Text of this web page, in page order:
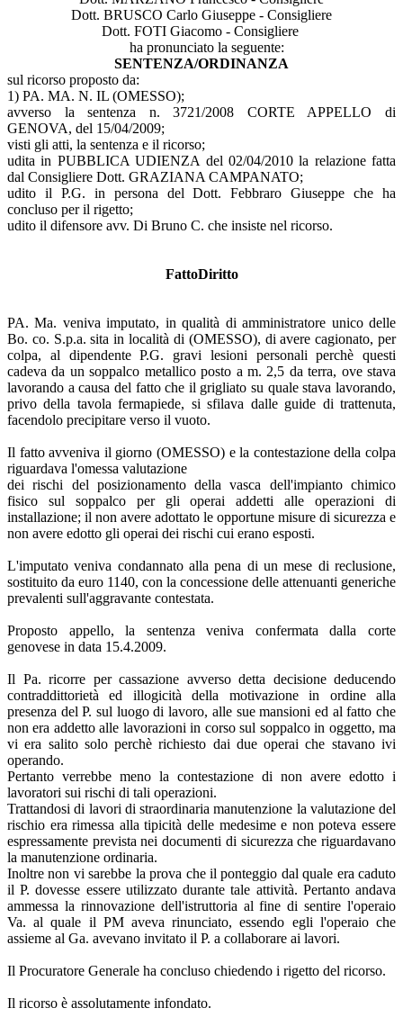
Dott. BRUSCO Carlo Giuseppe - Consigliere
Dott. FOTI Giacomo - Consigliere
ha pronunciato la seguente:
SENTENZA/ORDINANZA
sul ricorso proposto da:
1) PA. MA. N. IL (OMESSO);
avverso la sentenza n. 3721/2008 CORTE APPELLO di
GENOVA, del 15/04/2009;
visti gli atti, la sentenza e il ricorso;
udita in PUBBLICA UDIENZA del 02/04/2010 la relazione fatta
dal Consigliere Dott. GRAZIANA CAMPANATO;
udito il P.G. in persona del Dott. Febbraro Giuseppe che ha
concluso per il rigetto;
udito il difensore avv. Di Bruno C. che insiste nel ricorso.
FattoDiritto
PA. Ma. veniva imputato, in qualità di amministratore unico delle
Bo. co. S.p.a. sita in località di (OMESSO), di avere cagionato, per
colpa, al dipendente P.G. gravi lesioni personali perchè questi
cadeva da un soppalco metallico posto a m. 2,5 da terra, ove stava
lavorando a causa del fatto che il grigliato su quale stava lavorando,
privo della tavola fermapiede, si sfilava dalle guide di trattenuta,
facendolo precipitare verso il vuoto.
Il fatto avveniva il giorno (OMESSO) e la contestazione della colpa
riguardava l'omessa valutazione
dei rischi del posizionamento della vasca dell'impianto chimico
fisico sul soppalco per gli operai addetti alle operazioni di
installazione; il non avere adottato le opportune misure di sicurezza e
non avere edotto gli operai dei rischi cui erano esposti.
L'imputato veniva condannato alla pena di un mese di reclusione,
sostituito da euro 1140, con la concessione delle attenuanti generiche
prevalenti sull'aggravante contestata.
Proposto appello, la sentenza veniva confermata dalla corte
genovese in data 15.4.2009.
Il Pa. ricorre per cassazione avverso detta decisione deducendo
contraddittorietà ed illogicità della motivazione in ordine alla
presenza del P. sul luogo di lavoro, alle sue mansioni ed al fatto che
non era addetto alle lavorazioni in corso sul soppalco in oggetto, ma
vi era salito solo perchè richiesto dai due operai che stavano ivi
operando.
Pertanto verrebbe meno la contestazione di non avere edotto i
lavoratori sui rischi di tali operazioni.
Trattandosi di lavori di straordinaria manutenzione la valutazione del
rischio era rimessa alla tipicità delle medesime e non poteva essere
espressamente prevista nei documenti di sicurezza che riguardavano
la manutenzione ordinaria.
Inoltre non vi sarebbe la prova che il ponteggio dal quale era caduto
il P. dovesse essere utilizzato durante tale attività. Pertanto andava
ammessa la rinnovazione dell'istruttoria al fine di sentire l'operaio
Va. al quale il PM aveva rinunciato, essendo egli l'operaio che
assieme al Ga. avevano invitato il P. a collaborare ai lavori.
Il Procuratore Generale ha concluso chiedendo i rigetto del ricorso.
Il ricorso è assolutamente infondato.